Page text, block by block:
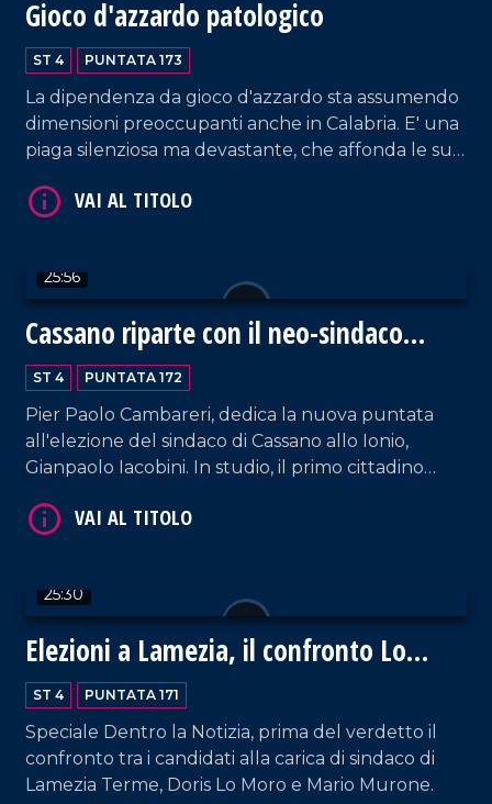
Gioco d'azzardo patologico
ST 4 PUNTATA 173
La dipendenza da gioco d'azzardo sta assumendo
dimensioni preoccupanti anche in Calabria. E' una
piaga silenziosa ma devastante, che affonda le sue
studio il dottore Roberto Calabria, direttore del
25:56
Cassano riparte con il neo-sindaco
Iacobini
ST 4 PUNTATA 172
Pier Paolo Cambareri, dedica la nuova puntata
all'elezione del sindaco di Cassano allo Ionio,
Gianpaolo Iacobini. In studio, il primo cittadino
governo e le sfide chiave: giunta, servizi, legalità,
25:30
Elezioni a Lamezia, il confronto Lo
Moro-Murone
ST 4 PUNTATA 171
Speciale Dentro la Notizia, prima del verdetto il
confronto tra i candidati alla carica di sindaco di
Lamezia Terme, Doris Lo Moro e Mario Murone.
VAI AL TITOLO
VAI AL TITOLO
VAI AL TITOLO